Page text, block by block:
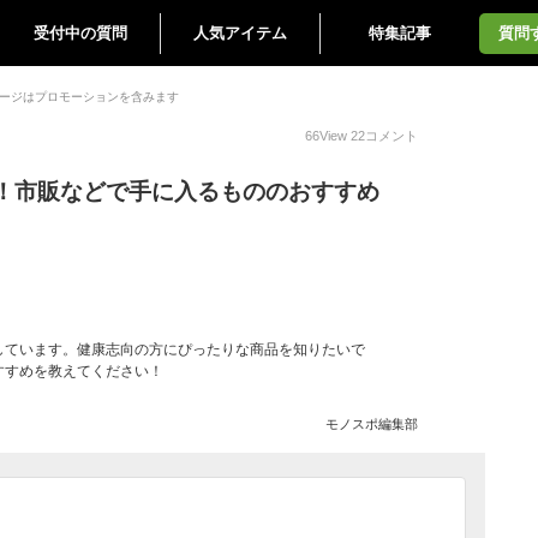
受付中の質問 人気アイテム 特集記事 質問
ジはプロモーションを含みます
66View 22コメント
市販などで手に入るもののおすすめ
います。健康志向の方にぴったりな商品を知りたいで
めを教えてください！
モノスポ編集部